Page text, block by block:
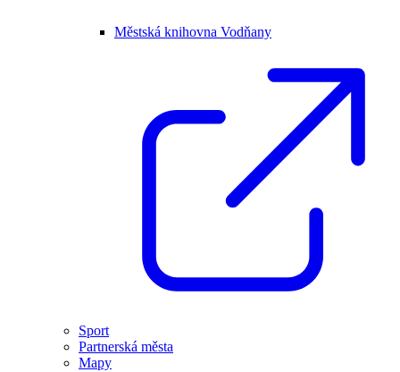
Městská knihovna Vodňany
Sport
Partnerská města
Mapy